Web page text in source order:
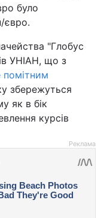
було
євро.
"Глобус
УНІАН, що з
помітним
збережуться
як в бік
курсів
Реклама